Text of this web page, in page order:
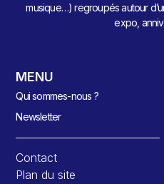
musique…) regroupés autour
expo,
MENU
Qui sommes-nous ?
Newsletter
Contact
Plan du site